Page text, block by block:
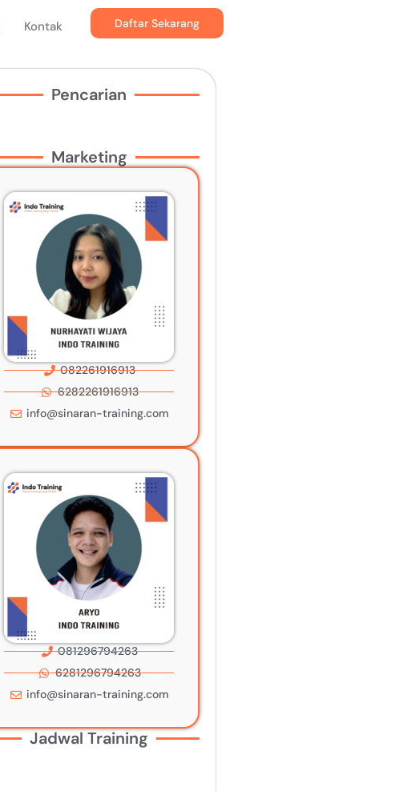
Kontak Daftar Sekarang
Pencarian
Marketing
082261916913
6282261916913
info@sinaran-training.com
081296794263
6281296794263
info@sinaran-training.com
Jadwal Training